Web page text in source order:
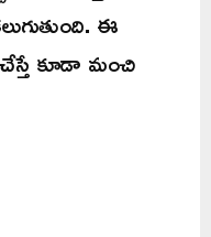
ఈ
కూడా మంచి